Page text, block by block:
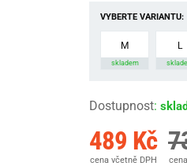
VYBERTE VARIANTU:
M
skladem
L
Dostupnost:
489 Kč
cena včetně DPH